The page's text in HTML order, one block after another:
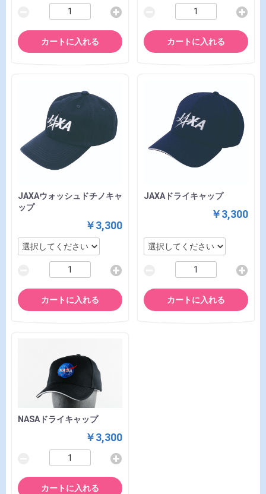
カートに入れる カートに入れる
JAXAウォッシュドチノキャ
ップ
￥3,300
カートに入れる
JAXAドライキャップ
￥3,300
カートに入れる
NASAドライキャップ
￥3,300
カートに入れる